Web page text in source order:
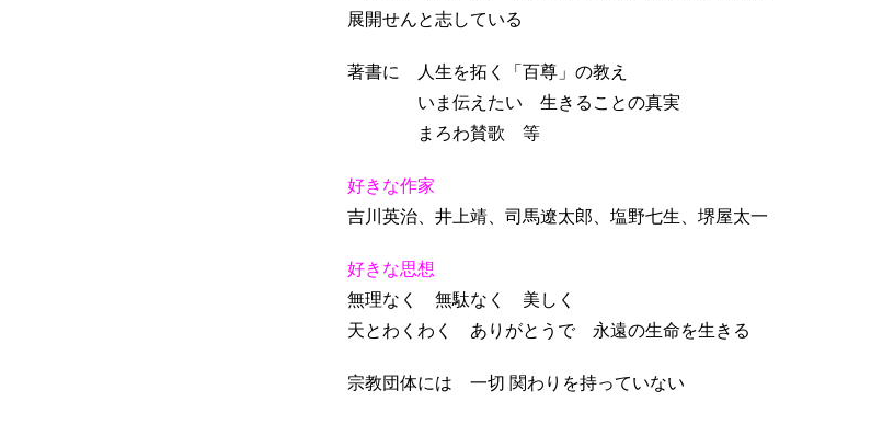
展開せんと志している
著書に 人生を拓く「百尊」の教え
いま伝えたい 生きることの真実
まろわ賛歌 等
好きな作家
吉川英治、井上靖、司馬遼太郎、塩野七生、堺屋太一
好きな思想
無理なく 無駄なく 美しく
天とわくわく ありがとうで 永遠の生命を生きる
宗教団体には 一切 関わりを持っていない